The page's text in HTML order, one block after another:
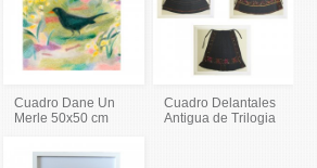
Cuadro Dane Un
Merle 50x50 cm
Cuadro Delantales
Antigua de Trilogia